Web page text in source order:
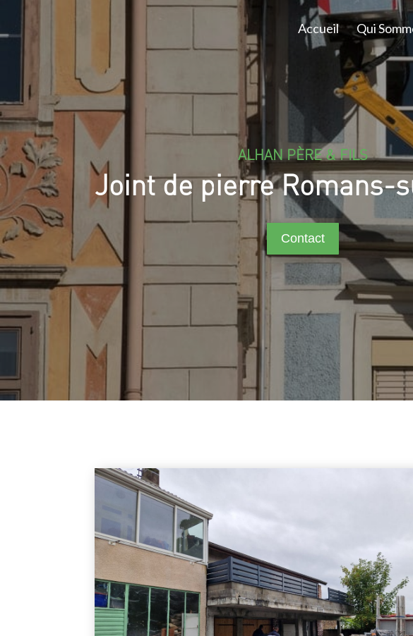
Accueil Qui
ALHAN PÈRE & FILS
Joint de pierre Romans-
Contact